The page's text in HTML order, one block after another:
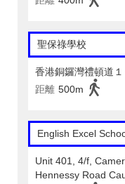
聖保祿學校
香港銅鑼灣禮頓道
距離 500m
English Excel
Unit 401, 4/f,
Hennessy Road